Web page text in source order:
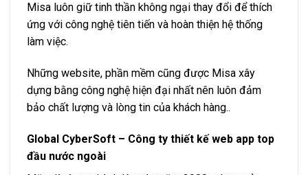
Misa luôn giữ tinh thần không ngại thay đổi để thích
ứng với công nghệ tiên tiến và hoàn thiện hệ thống
làm việc.
Những website, phần mềm cũng được Misa xây
dựng bằng công nghệ hiện đại nhất nên luôn đảm
bảo chất lượng và lòng tin của khách hàng..
Global CyberSoft – Công ty thiết kế web app top
đầu nước ngoài